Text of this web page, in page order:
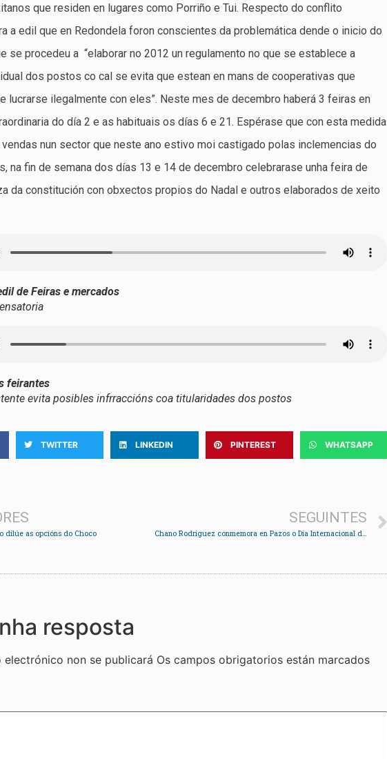
que residen en lugares como Porriño e Tui. Respecto do conflito
a edil que en Redondela foron conscientes da problemática dende o inicio do
se procedeu a “elaborar no 2012 un regulamento no que se establece a
dos postos co cal se evita que estean en mans de cooperativas que
lucrarse ilegalmente con eles”. Neste mes de decembro haberá 3 feiras en
do día 2 e as habituais os días 6 e 21. Espérase que con esta medida
nun sector que neste ano estivo moi castigado polas inclemencias do
na fin de semana dos días 13 e 14 de decembro celebrarase unha feira de
da constitución con obxectos propios do Nadal e outros elaborados de xeito
de Feiras e mercados
feirantes
evita posibles infrraccións coa titularidades dos postos
TWITTER LINKEDIN PINTEREST WHATSAPP
dilúe as opcións do Choco
SEGUINTES
Chano Rodríguez conmemora en Pazos o Día Internacional das persoas con discapacidade
resposta
electrónico non se publicará Os campos obrigatorios están marcados